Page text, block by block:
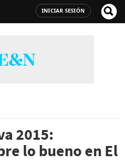
INICIAR SESIÓN
2015:
lo bueno en El